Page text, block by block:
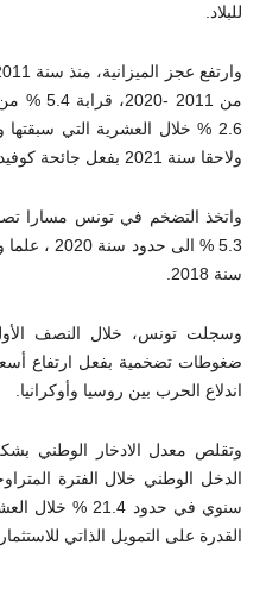
للبلاد.
من 2011
ولاحقا سنة 2021 بفعل جائحة كوفيد-19.
سنة 2018.
ضغوطات تضخمية بفعل ارتفاع
اندلاع الحرب بين روسيا وأوكرانيا.
سنوي في حدود
القدرة على التمويل الذاتي